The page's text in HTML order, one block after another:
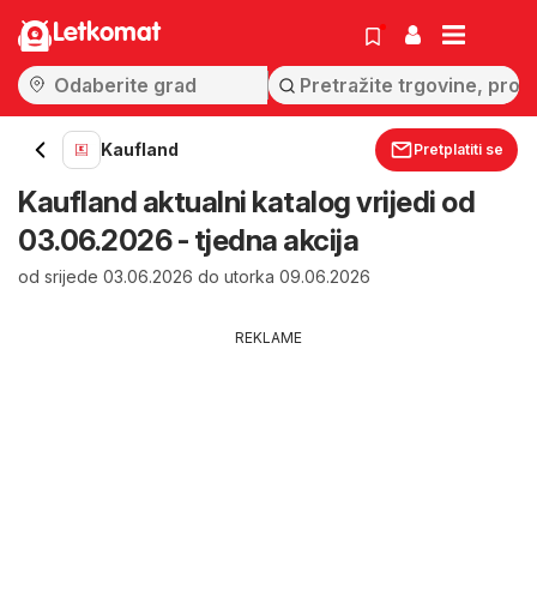
Letkomat
Kaufland Pretplatiti se
Kaufland aktualni katalog vrijedi od
03.06.2026 - tjedna akcija
od srijede 03.06.2026 do utorka 09.06.2026
REKLAME